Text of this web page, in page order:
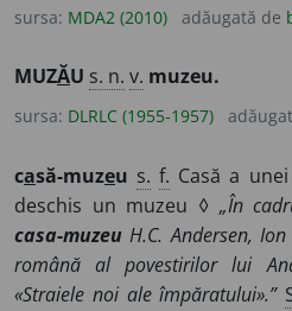
sursa: MDA2 (2010) adăugată de
MUZĂU s. n. v. muzeu.
sursa: DLRLC (1955-1957)
casă-muzeu s. f. Casă a
deschis un muzeu ◊ „În
casa-muzeu H.C. Andersen,
română al povestirilor lui
«Straiele noi ale împăratului».”